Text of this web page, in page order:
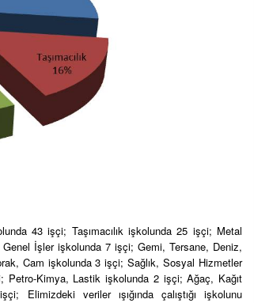
43 işçi; Taşımacılık işkolunda 25 işçi; Metal
İşler işkolunda 7 işçi; Gemi, Tersane, Deniz,
Cam işkolunda 3 işçi; Sağlık, Sosyal Hizmetler
Kimya, Lastik işkolunda 2 işçi; Ağaç, Kağıt
veriler ışığında çalıştığı işkolunu